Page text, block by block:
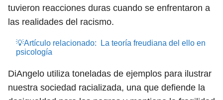
tuvieron reacciones duras cuando se enfrentaron a
las realidades del racismo.
💡Artículo relacionado:
La teoría freudiana del ello en
psicología
DiAngelo utiliza toneladas de ejemplos para ilustrar
nuestra sociedad racializada, una que defiende la